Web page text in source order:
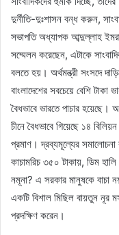
দুর্নীতি-দুঃশাসন বন্ধ করুন,
সভাপতি অধ্যাপক আব্দুল্লাহ
সম্মেলন করেছেন, এটাকে
বলতে হয়। অর্থমন্ত্রী সংসদে
বাংলাদেশের সবচেয়ে বেশি
বৈধভাবে ভারতে পাচার হয়েছে।
চীনে বৈধভাবে গিয়েছে ১৪
প্রমাণ। দ্রব্যমূল্যের
কাচামরিচ ৩৫০ টাকায়, ডিম
নমূনা? এ সরকার মানুষকে
একটি বিশাল মিছিল বায়তুন নূর
প্রদক্ষিণ করেন।